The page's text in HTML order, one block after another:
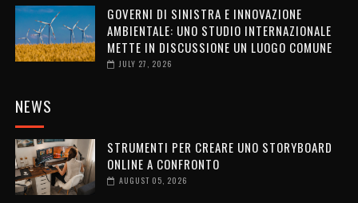
GOVERNI DI SINISTRA E INNOVAZIONE
AMBIENTALE: UNO STUDIO INTERNAZIONALE
METTE IN DISCUSSIONE UN LUOGO COMUNE
JULY 27, 2026
NEWS
STRUMENTI PER CREARE UNO STORYBOARD
ONLINE A CONFRONTO
AUGUST 05, 2026